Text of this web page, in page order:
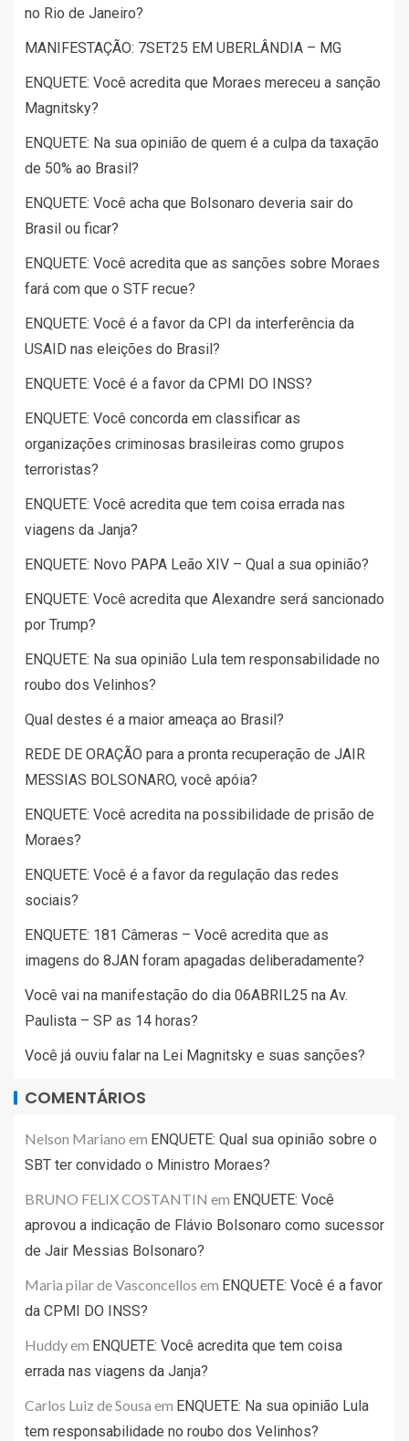
no Rio de Janeiro?
MANIFESTAÇÃO: 7SET25 EM UBERLÂNDIA – MG
ENQUETE: Você acredita que Moraes mereceu a sanção
Magnitsky?
ENQUETE: Na sua opinião de quem é a culpa da taxação
de 50% ao Brasil?
ENQUETE: Você acha que Bolsonaro deveria sair do
Brasil ou ficar?
ENQUETE: Você acredita que as sanções sobre Moraes
fará com que o STF recue?
ENQUETE: Você é a favor da CPI da interferência da
USAID nas eleições do Brasil?
ENQUETE: Você é a favor da CPMI DO INSS?
ENQUETE: Você concorda em classificar as
organizações criminosas brasileiras como grupos
terroristas?
ENQUETE: Você acredita que tem coisa errada nas
viagens da Janja?
ENQUETE: Novo PAPA Leão XIV – Qual a sua opinião?
ENQUETE: Você acredita que Alexandre será sancionado
por Trump?
ENQUETE: Na sua opinião Lula tem responsabilidade no
roubo dos Velinhos?
Qual destes é a maior ameaça ao Brasil?
REDE DE ORAÇÃO para a pronta recuperação de JAIR
MESSIAS BOLSONARO, você apóia?
ENQUETE: Você acredita na possibilidade de prisão de
Moraes?
ENQUETE: Você é a favor da regulação das redes
sociais?
ENQUETE: 181 Câmeras – Você acredita que as
imagens do 8JAN foram apagadas deliberadamente?
Você vai na manifestação do dia 06ABRIL25 na Av.
Paulista – SP as 14 horas?
Você já ouviu falar na Lei Magnitsky e suas sanções?
COMENTÁRIOS
Nelson Mariano em ENQUETE: Qual sua opinião sobre o
SBT ter convidado o Ministro Moraes?
BRUNO FELIX COSTANTIN em ENQUETE: Você
aprovou a indicação de Flávio Bolsonaro como sucessor
de Jair Messias Bolsonaro?
Maria pilar de Vasconcellos em ENQUETE: Você é a favor
da CPMI DO INSS?
Huddyem ENQUETE: Você acredita que tem coisa
errada nas viagens da Janja?
Carlos Luiz de Sousa em ENQUETE: Na sua opinião Lula
tem responsabilidade no roubo dos Velinhos?